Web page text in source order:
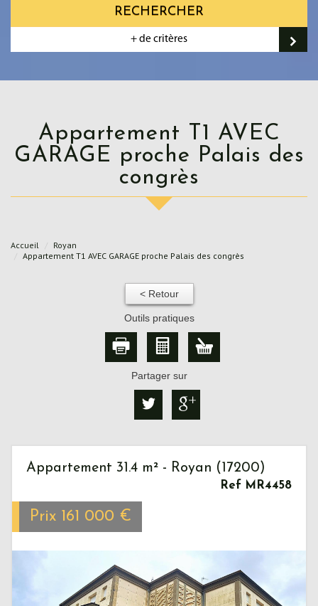
RECHERCHER
+ de critères
Appartement T1 AVEC
GARAGE proche Palais des
congrès
Accueil
Royan
Appartement T1 AVEC GARAGE proche Palais des congrès
< Retour
Outils pratiques
Partager sur
Appartement 31.4 m² - Royan (17200)
Ref MR4458
Prix 161 000 €